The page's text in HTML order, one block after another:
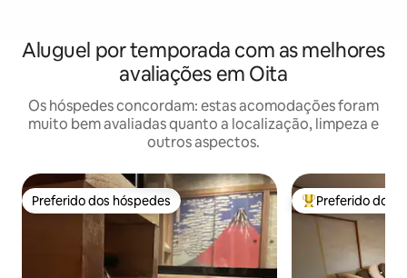
Aluguel por temporada com as melhores
avaliações em Oita
Os hóspedes concordam: estas acomodações foram
muito bem avaliadas quanto a localização, limpeza e
outros aspectos.
Preferido dos hóspedes
Preferido dos hóspedes Entre os
Preferido dos